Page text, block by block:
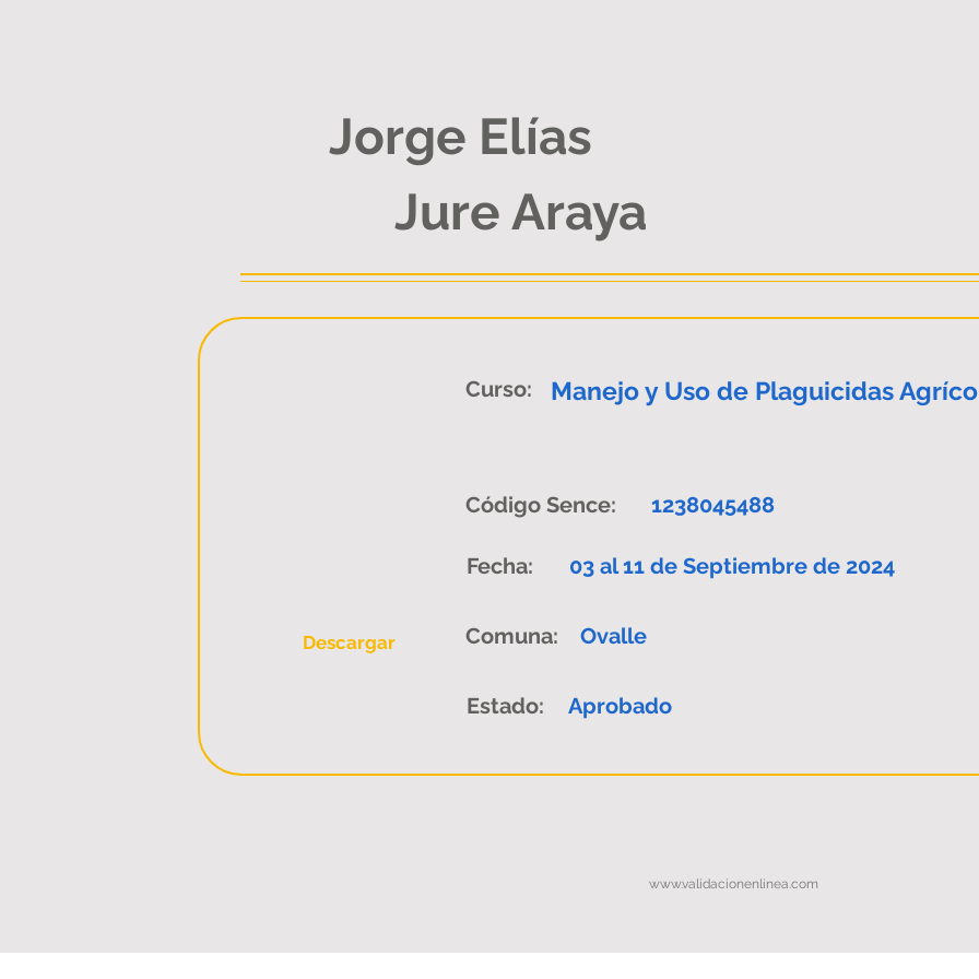
Jure Araya
Jorge Elías
Curso: Manejo y Uso de Plaguicidas
Código Sence: 1238045488
Fecha: 03 al 11 de Septiembre de 2024
Descargar Comuna: Ovalle
Estado: Aprobado
www.validacionenlinea.com